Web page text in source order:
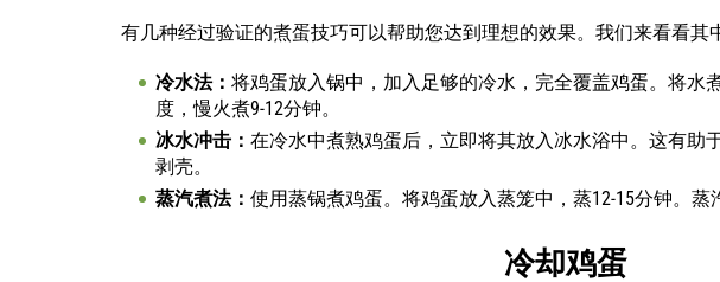
有几种经过验证的煮蛋技巧可以帮助您达到理想的效果。我们来看看其
冷水法： 将鸡蛋放入锅中，加入足够的冷水，完全覆盖鸡蛋。将水
度，慢火煮9-12分钟。
冰水冲击： 在冷水中煮熟鸡蛋后，立即将其放入冰水浴中。这有助
剥壳。
蒸汽煮法： 使用蒸锅煮鸡蛋。将鸡蛋放入蒸笼中，蒸12-15分钟。蒸
冷却鸡蛋